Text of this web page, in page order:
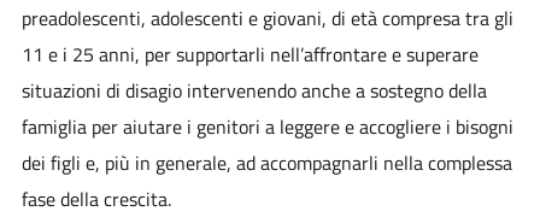
preadolescenti, adolescenti e giovani, di età compresa tra gli
11 e i 25 anni, per supportarli nell’affrontare e superare
situazioni di disagio intervenendo anche a sostegno della
famiglia per aiutare i genitori a leggere e accogliere i bisogni
dei figli e, più in generale, ad accompagnarli nella complessa
fase della crescita.